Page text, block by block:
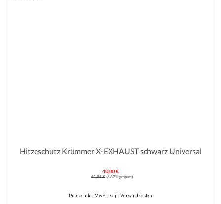
Hitzeschutz Krümmer X-EXHAUST schwarz Universal
Verkaufspreis:
40,00 €
Regulärer Preis:
42,95 € (6.87% gespart)
Preise inkl. MwSt. zzgl. Versandkosten